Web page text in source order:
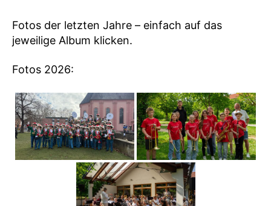
Fotos der letzten Jahre – einfach auf das
jeweilige Album klicken.
Fotos 2026: